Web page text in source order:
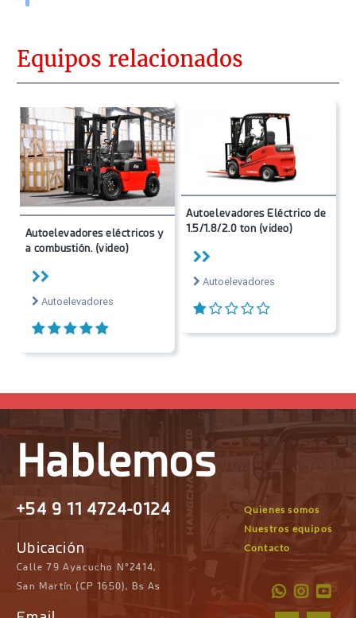
Equipos relacionados
Autoelevadores eléctricos y
a combustión. (video)
Autoelevadores
Autoelevadores Eléctrico de
1.5/1.8/2.0 ton (video)
Autoelevadores
Hablemos
+54 9 11 4724-0124
Ubicación
Calle 79 Ayacucho N°2414,
San Martín (CP 1650), Bs As
Quienes somos
Nuestros equipos
Contacto